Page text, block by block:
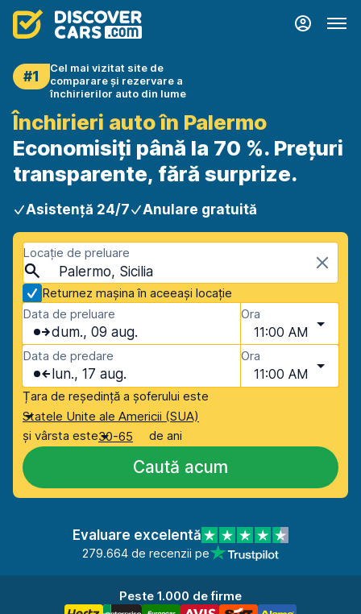
#1
Cel mai vizitat site de
comparare și rezervare a
închirierilor auto din lume
Închirieri auto în Palermo
Economisiți până la 70 %. Prețuri
transparente, fără surprize.
Asistență 24/7 Anulare gratuită
Locație de preluare
Palermo, Sicilia
Returnez mașina în aceeași locație
Data de preluare
dum., 09 aug.
Ora
11:00 AM
Data de predare
lun., 17 aug.
Ora
11:00 AM
Țara de reședință a șoferului este
Statele Unite ale Americii (SUA)
și vârsta este30-65 de ani
Caută acum
Evaluare excelentă
279.664 de recenzii pe
Peste 1.000 de firme